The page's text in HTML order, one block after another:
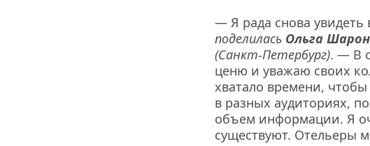
поделилась Ольга
(Санкт-Петербург). — В
ценю и уважаю своих
хватало времени,
в разных аудиториях,
объем информации. Я
существуют. Отельеры